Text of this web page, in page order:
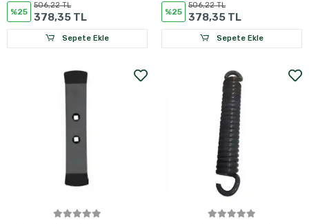
%25
506,22 TL
378,35 TL
Sepete Ekle
%25
506,22 TL
378,35 TL
Sepete Ekle